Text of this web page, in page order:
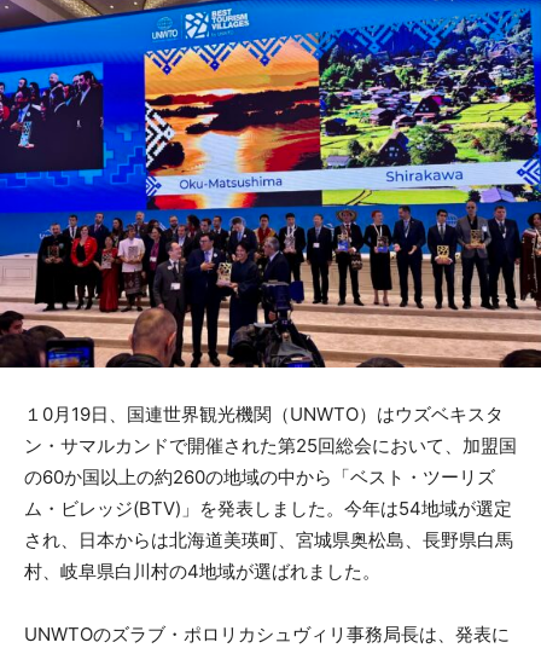
１0月19日、国連世界観光機関（UNWTO）はウズベキスタ
ン・サマルカンドで開催された第25回総会において、加盟国
の60か国以上の約260の地域の中から「ベスト・ツーリズ
ム・ビレッジ(BTV)」を発表しました。今年は54地域が選定
され、日本からは北海道美瑛町、宮城県奥松島、長野県白馬
村、岐阜県白川村の4地域が選ばれました。
UNWTOのズラブ・ポロリカシュヴィリ事務局長は、発表に